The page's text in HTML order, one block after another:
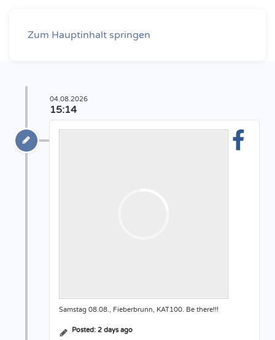
Zum Hauptinhalt springen
04.08.2026
15:14
Samstag 08.08., Fieberbrunn, KAT100. Be there!!!
Posted: 2 days ago